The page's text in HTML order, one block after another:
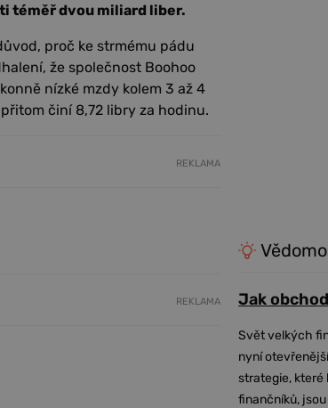
téměř dvou miliard liber.
proč ke strmému pádu
že společnost Boohoo
nízké mzdy kolem 3 až 4
činí 8,72 libry za hodinu.
REKLAMA
REKLAMA Jak
Svět velkých
nyní
strategie, které
finančníků,